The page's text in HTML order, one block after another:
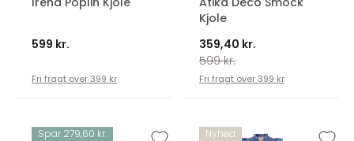
599 kr.
Fri fragt over 399 kr
Kjole
359,40 kr.
599 kr.
Fri fragt over 399 kr
Spar 279,60 kr. Nyhed